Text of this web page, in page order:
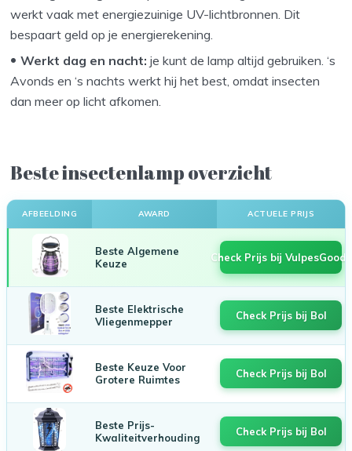
werkt vaak met energiezuinige UV-lichtbronnen. Dit
bespaart geld op je energierekening.
Werkt dag en nacht: je kunt de lamp altijd gebruiken. ‘s
Avonds en ‘s nachts werkt hij het best, omdat insecten
dan meer op licht afkomen.
Beste insectenlamp overzicht
AFBEELDING AWARD ACTUELE PRIJS
Beste Algemene
Keuze
Check Prijs bij VulpesGoods
Beste Elektrische
Vliegenmepper
Check Prijs bij Bol
Beste Keuze Voor
Grotere Ruimtes
Check Prijs bij Bol
Beste Prijs-
Kwaliteitverhouding
Check Prijs bij Bol